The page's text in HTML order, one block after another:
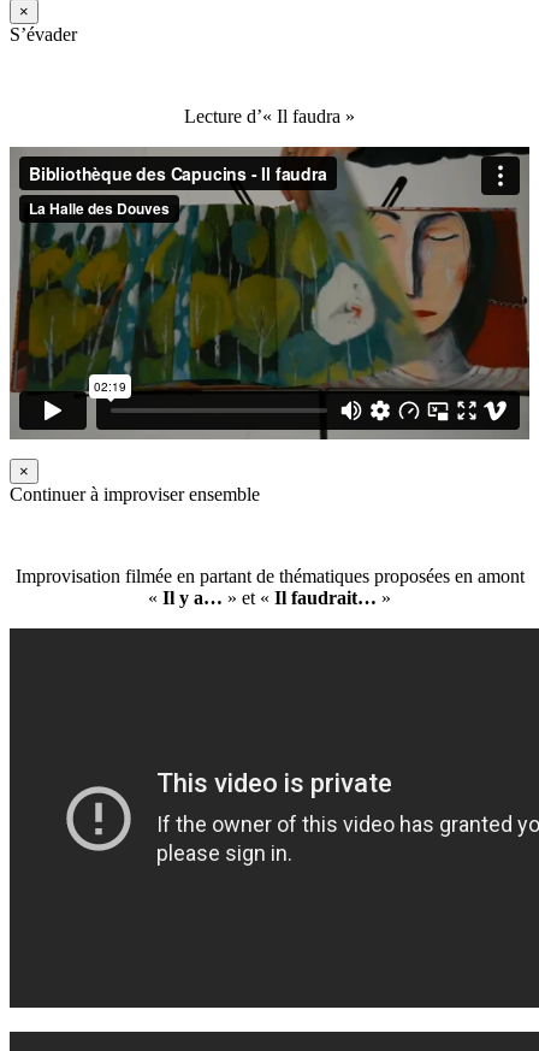
×
S’évader
Lecture d’« Il faudra »
×
Continuer à improviser ensemble
Improvisation filmée en partant de thématiques proposées en amont
« Il y a… » et « Il faudrait… »